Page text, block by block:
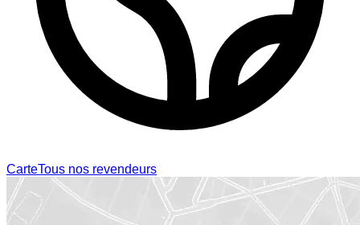
CarteTous nos revendeurs